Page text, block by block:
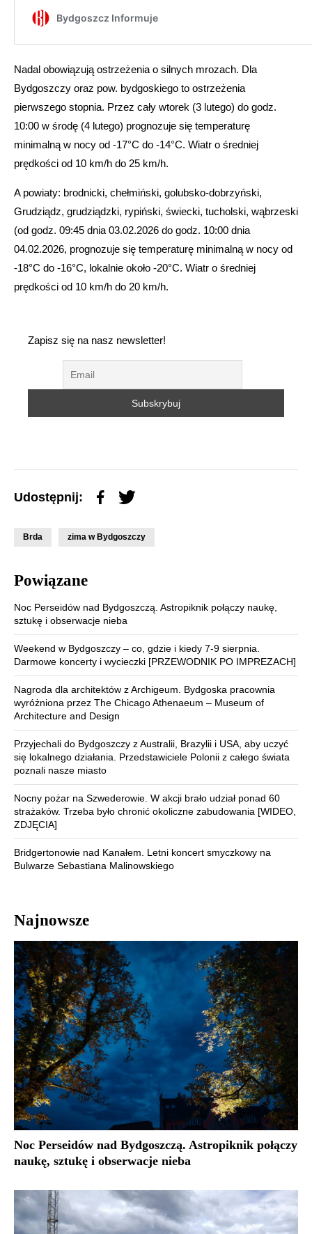
Nadal obowiązują ostrzeżenia o silnych mrozach. Dla
Bydgoszczy oraz pow. bydgoskiego to ostrzeżenia
pierwszego stopnia. Przez cały wtorek (3 lutego) do godz.
10:00 w środę (4 lutego) prognozuje się temperaturę
minimalną w nocy od -17°C do -14°C. Wiatr o średniej
prędkości od 10 km/h do 25 km/h.
A powiaty: brodnicki, chełmiński, golubsko-dobrzyński,
Grudziądz, grudziądzki, rypiński, świecki, tucholski, wąbrzeski
(od godz. 09:45 dnia 03.02.2026 do godz. 10:00 dnia
04.02.2026, prognozuje się temperaturę minimalną w nocy od
-18°C do -16°C, lokalnie około -20°C. Wiatr o średniej
prędkości od 10 km/h do 20 km/h.
Zapisz się na nasz newsletter!
Udostępnij:
Brda zima w Bydgoszczy
Powiązane
Noc Perseidów nad Bydgoszczą. Astropiknik połączy naukę,
sztukę i obserwacje nieba
Weekend w Bydgoszczy – co, gdzie i kiedy 7-9 sierpnia.
Darmowe koncerty i wycieczki [PRZEWODNIK PO IMPREZACH]
Nagroda dla architektów z Archigeum. Bydgoska pracownia
wyróżniona przez The Chicago Athenaeum – Museum of
Architecture and Design
Przyjechali do Bydgoszczy z Australii, Brazylii i USA, aby uczyć
się lokalnego działania. Przedstawiciele Polonii z całego świata
poznali nasze miasto
Nocny pożar na Szwederowie. W akcji brało udział ponad 60
strażaków. Trzeba było chronić okoliczne zabudowania [WIDEO,
ZDJĘCIA]
Bridgertonowie nad Kanałem. Letni koncert smyczkowy na
Bulwarze Sebastiana Malinowskiego
Najnowsze
Noc Perseidów nad Bydgoszczą. Astropiknik połączy
naukę, sztukę i obserwacje nieba